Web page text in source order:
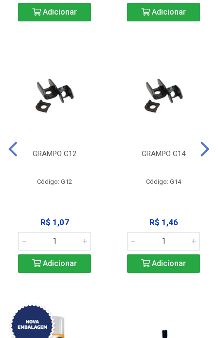
Adicionar Adicionar
GRAMPO G12
Código: G12
R$ 1,07
Adicionar
GRAMPO G14
Código: G14
R$ 1,46
Adicionar